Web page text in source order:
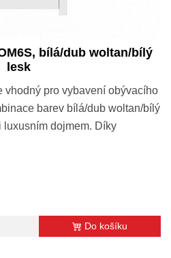
bílá/dub woltan/bílý
lesk
vhodný pro vybavení obývacího
barev bílá/dub woltan/bílý
luxusním dojmem. Díky
Do košíku